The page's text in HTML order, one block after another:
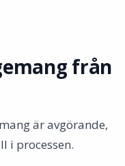
från
är avgörande,
i processen.